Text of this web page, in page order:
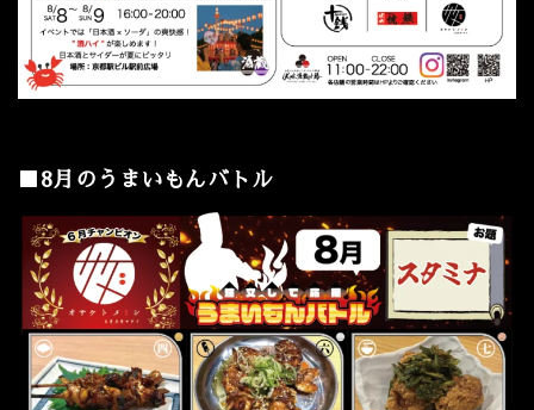
■8月のうまいもんバトル